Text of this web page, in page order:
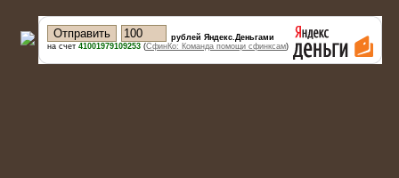
рублей Яндекс.Деньгами
на счет 41001979109253 (СфинКо: Команда помощи сфинксам)